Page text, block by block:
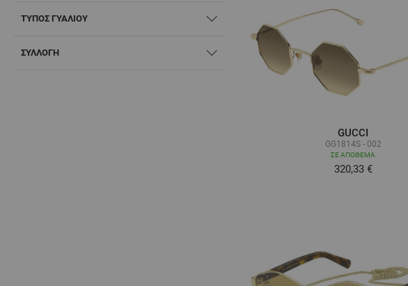
ΤΎΠΟΣ ΓΥΑΛΙΟΎ
ΣΥΛΛΟΓΗ
GUCCI
GG1814S - 002
ΣΕ ΑΠΌΘΕΜΑ
320,33 €